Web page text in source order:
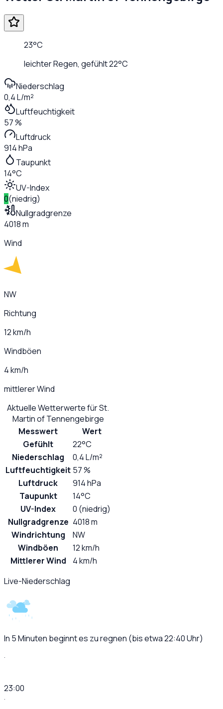
23°C
leichter Regen, gefühlt22°C
Niederschlag
0,4 L/m²
Luftfeuchtigkeit
57 %
Luftdruck
914 hPa
Taupunkt
14°C
UV-Index
0(niedrig)
Nullgradgrenze
4018 m
Wind
NW
Richtung
12 km/h
Windböen
4 km/h
mittlerer Wind
Aktuelle Wetterwerte fürSt.
Martin of Tennengebirge
Messwert
Wert
Gefühlt
22°C
Niederschlag
0,4 L/m²
Luftfeuchtigkeit 57 %
Luftdruck
914 hPa
Taupunkt
14°C
UV-Index
0 (niedrig)
Nullgradgrenze 4018 m
Windrichtung
NW
Windböen
12 km/h
Mittlerer Wind
4 km/h
Live-Niederschlag
In 5 Minuten beginnt es zu regnen (bis etwa 22:40 Uhr)
·
23:00
·